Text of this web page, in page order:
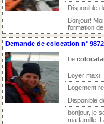
Disponible
Bonjour!
formation
Demande de colocation n°
Le
Loyer maxi
Logement
Disponible
bonjour, je
ma famille.